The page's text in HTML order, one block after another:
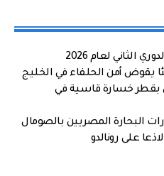
الثاني لعام 2026
يقوض أمن الحلفاء في الخليج
بقطر خسارة قاسية في
البحارة المصريين بالصومال
على رونالدو